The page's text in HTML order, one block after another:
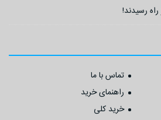
رسیدند!
تماس با ما
راهنمای خرید
خرید کلی